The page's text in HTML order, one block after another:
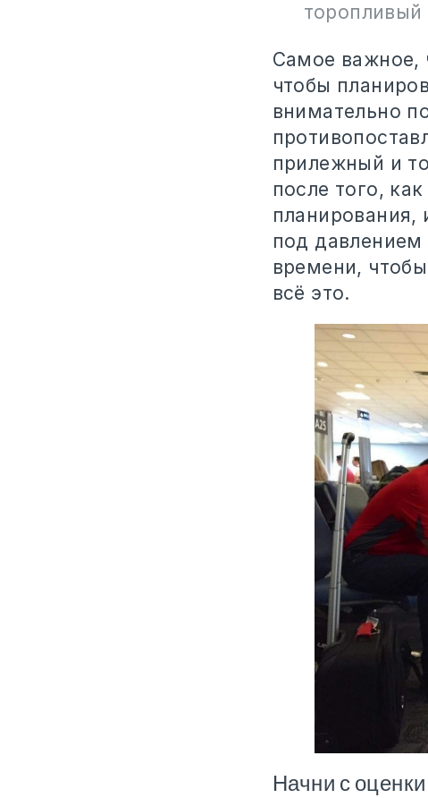
торопливый
Самое важное,
чтобы
внимательно
прилежный и
после того,
планирования,
под
времени,
всё это.
Начни с